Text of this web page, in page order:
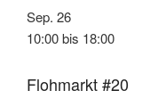
Sep. 26
10:00bis 18:00
Flohmarkt #20